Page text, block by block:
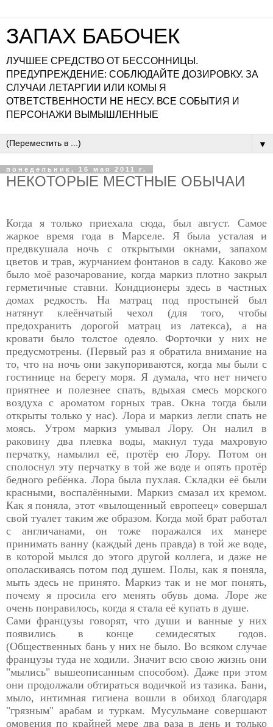
ЗАПАХ БАБОЧЕК
ЛУЧШЕЕ СРЕДСТВО ОТ БЕССОННИЦЫ.
ПРЕДУПРЕЖДЕНИЕ: СОБЛЮДАЙТЕ ДОЗИРОВКУ. ЗА
СЛУЧАИ ЛЕТАРГИИ ИЛИ КОМЫ Я
ОТВЕТСТВЕННОСТИ НЕ НЕСУ. ВСЕ СОБЫТИЯ И
ПЕРСОНАЖИ ВЫМЫШЛЕННЫЕ
▼
понедельник, 16 мая 2011 г.
НЕКОТОРЫЕ МЕСТНЫЕ ОБЫЧАИ
Когда я только приехала сюда, был август. Самое
жаркое время года в Марселе. Я была усталая и
предвкушала ночь с открытыми окнами, запахом
цветов и трав, журчанием фонтанов в саду. Каково же
было моё разочарование, когда маркиз плотно закрыл
герметичные ставни. Кондционеры здесь в частных
домах редкость. На матрац под простыней был
натянут клеёнчатый чехол (для того, чтобы
предохранить дорогой матрац из латекса), а на
кровати было толстое одеяло. Форточки у них не
предусмотрены. (Первый раз я обратила внимание на
то, что на ночь они закупориваются, когда мы были с
гостинице на берегу моря. Я думала, что нет ничего
приятнее и полезнее спать, вдыхая смесь морского
воздуха с ароматом горных трав. Окна тогда были
открыты только у нас). Лора и маркиз легли спать не
моясь. Утром маркиз умывал Лору. Он налил в
раковину два плевка воды, макнул туда махровую
перчатку, намылил её, протёр ею Лору. Потом он
сполоснул эту перчатку в той же воде и опять протёр
бедного ребёнка. Лора была пухлая. Складки её были
красными, воспалёнными. Маркиз смазал их кремом.
Как я поняла, этот «вылощенный европеец» совершал
свой туалет таким же образом. Когда мой брат работал
с англичанами, он тоже поражался их манере
принимать ванну (каждый день правда) в той же воде,
в которой мылся до этого другой коллега, и даже не
ополаскиваясь потом под душем. Полы, как я поняла,
мыть здесь не принято. Маркиз так и не мог понять,
почему я просила его менять обувь дома. Лоре же
очень понравилось, когда я стала её купать в душе.
Сами французы говорят, что души и ванные у них
появились в конце семидесятых годов.
(Общественных бань у них не было. Во всяком случае
французы туда не ходили. Значит всю свою жизнь они
"мылись" вышеописанным способом). Даже при этом
они продолжали обтираться водичкой из тазика. Бани,
мыло, интимная гигиена вошли в обиход благодаря
"грязным" арабам и туркам. Мусульмане совершают
омовения по крайней мере два раза в день и только